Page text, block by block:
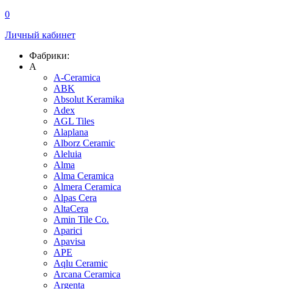
0
Личный кабинет
Фабрики:
A
A-Ceramica
ABK
Absolut Keramika
Adex
AGL Tiles
Alaplana
Alborz Ceramic
Aleluia
Alma
Alma Ceramica
Almera Ceramica
Alpas Cera
AltaCera
Amin Tile Co.
Aparici
Apavisa
APE
Aqlu Ceramic
Arcana Ceramica
Argenta